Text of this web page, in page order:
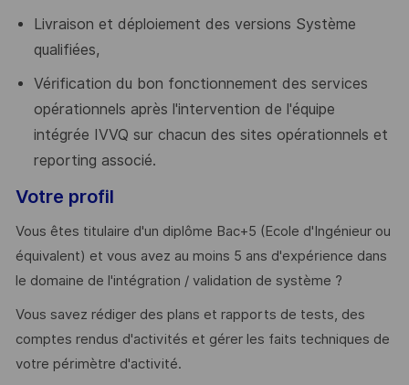
Livraison et déploiement des versions Système
qualifiées,
Vérification du bon fonctionnement des services
opérationnels après l'intervention de l'équipe
intégrée IVVQ sur chacun des sites opérationnels et
reporting associé.
Votre profil
Vous êtes titulaire d'un diplôme Bac+5 (Ecole d'Ingénieur ou
équivalent) et vous avez au moins 5 ans d'expérience dans
le domaine de l'intégration / validation de système ?
Vous savez rédiger des plans et rapports de tests, des
comptes rendus d'activités et gérer les faits techniques de
votre périmètre d'activité.